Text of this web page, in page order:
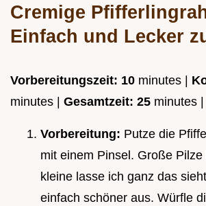
Cremige
Einfach und Lecker
Vorbereitungszeit: 10 minutes |
minutes | Gesamtzeit: 25 minutes |
Vorbereitung: Putze die
mit einem Pinsel. Große Pilze
kleine lasse ich ganz das
einfach schöner aus. Würfle